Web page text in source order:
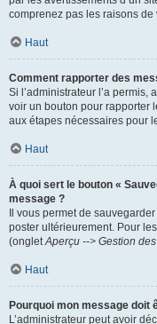
comprenez pas les raisons de
Haut
Comment rapporter des
Si l’administrateur l’a
voir un bouton pour rapporter
aux étapes nécessaires pour
Haut
À quoi sert le bouton «
message ?
Il vous permet de
poster ultérieurement. Pour
(ongletAperçu --> Gestion
Haut
Pourquoi mon message doit
L’administrateur peut avoir